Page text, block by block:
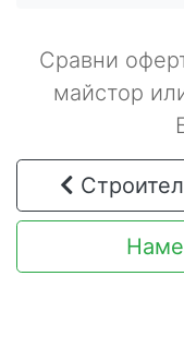
Сравни
майстор